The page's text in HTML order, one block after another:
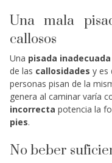
Una mala
callosos
Una pisada inadecuada
de las callosidades y es
personas pisan de la
genera al caminar varía
incorrecta potencia la
pies.
No beber